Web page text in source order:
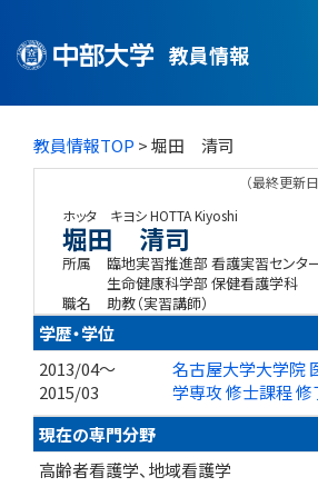
教員情報
教員情報TOP > 堀田 清司
（最終更新
ホッタ キヨシHOTTA Kiyoshi
堀田 清司
所属
臨地実習推進部 看護実習センタ
生命健康科学部 保健看護学科
職名
助教（実習講師）
学歴・学位
2013/04～
2015/03
名古屋大学大学院
学専攻 修士課程
現在の専門分野
高齢者看護学、地域看護学